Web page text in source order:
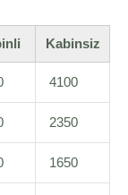
Kabinsiz
4100
2350
1650